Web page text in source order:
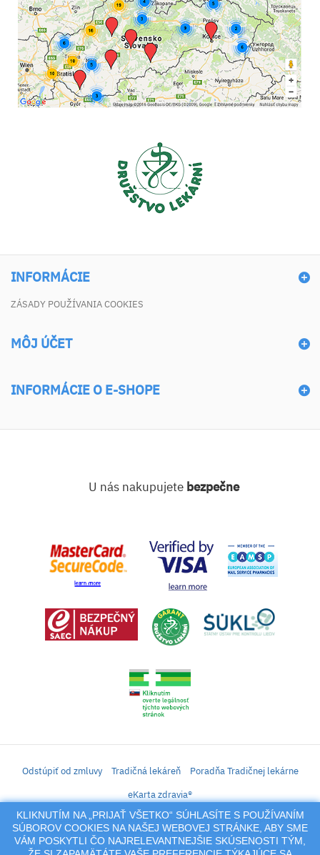
INFORMÁCIE
ZÁSADY POUŽÍVANIA COOKIES
MÔJ ÚČET
INFORMÁCIE O E-SHOPE
KLIKNUTÍM NA „PRIJAŤ VŠETKO“ SÚHLASÍTE S POUŽÍVANÍM
SÚBOROV COOKIES NA NAŠEJ WEBOVEJ STRÁNKE, ABY SME
VÁM POSKYTLI ČO NAJRELEVANTNEJŠIE SKÚSENOSTI TÝM,
U nás nakupujete bezpečne
Odstúpiť od zmluvy Tradičná lekáreň
Poradňa Tradičnej lekárne
eKarta zdravia®
iLekáreň – Zásielkový predaj liekov, vitamínov, výživových doplnkov, prípravkov s
liečivým účinkom a kozmetiky. Elektronické zaslanie receptu.
Na tento portál sa vzťahujú autorské práva a akákoľvek jeho reprodukcia